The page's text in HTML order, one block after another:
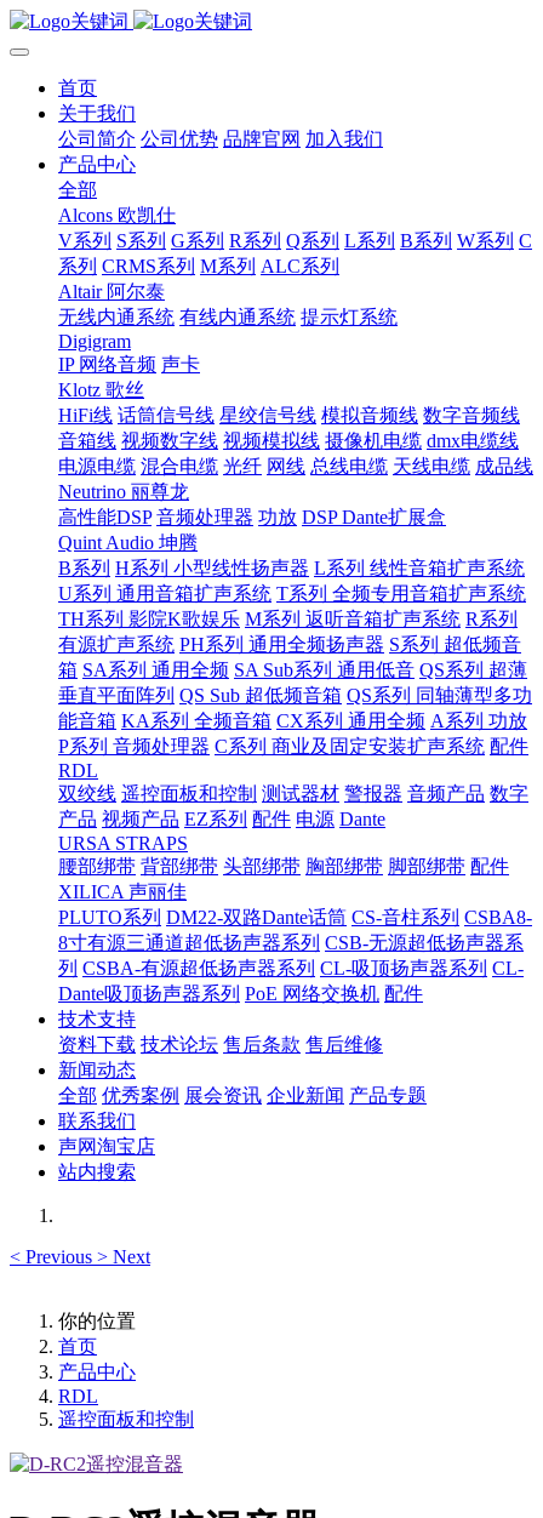
首页
关于我们
公司简介 公司优势 品牌官网 加入我们
产品中心
全部
Alcons 欧凯仕
V系列 S系列 G系列 R系列 Q系列 L系列 B系列 W系列 C
系列 CRMS系列 M系列 ALC系列
Altair 阿尔泰
无线内通系统 有线内通系统 提示灯系统
Digigram
IP 网络音频 声卡
Klotz 歌丝
HiFi线 话筒信号线 星绞信号线 模拟音频线 数字音频线
音箱线 视频数字线 视频模拟线 摄像机电缆 dmx电缆线
电源电缆 混合电缆 光纤 网线 总线电缆 天线电缆 成品线
Neutrino 丽尊龙
高性能DSP 音频处理器 功放 DSP Dante扩展盒
Quint Audio 坤腾
B系列 H系列 小型线性扬声器 L系列 线性音箱扩声系统
U系列 通用音箱扩声系统 T系列 全频专用音箱扩声系统
TH系列 影院K歌娱乐 M系列 返听音箱扩声系统 R系列
有源扩声系统 PH系列 通用全频扬声器 S系列 超低频音
箱 SA系列 通用全频 SA Sub系列 通用低音 QS系列 超薄
垂直平面阵列 QS Sub 超低频音箱 QS系列 同轴薄型多功
能音箱 KA系列 全频音箱 CX系列 通用全频 A系列 功放
P系列 音频处理器 C系列 商业及固定安装扩声系统 配件
RDL
双绞线 遥控面板和控制 测试器材 警报器 音频产品 数字
产品 视频产品 EZ系列 配件 电源 Dante
URSA STRAPS
腰部绑带 背部绑带 头部绑带 胸部绑带 脚部绑带 配件
XILICA 声丽佳
PLUTO系列 DM22-双路Dante话筒 CS-音柱系列 CSBA8-
8寸有源三通道超低扬声器系列 CSB-无源超低扬声器系
列 CSBA-有源超低扬声器系列 CL-吸顶扬声器系列 CL-
Dante吸顶扬声器系列 PoE 网络交换机 配件
技术支持
资料下载 技术论坛 售后条款 售后维修
新闻动态
全部 优秀案例 展会资讯 企业新闻 产品专题
联系我们
声网淘宝店
站内搜索
< Previous > Next
你的位置
首页
产品中心
RDL
遥控面板和控制